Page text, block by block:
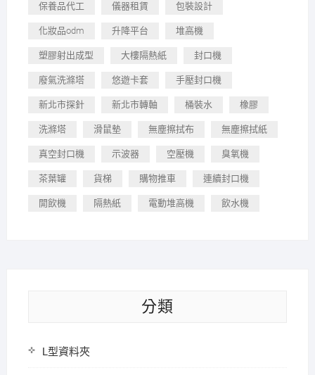
保養品代工 儀器租賃 包裝設計
化妝品odm 升降平台 堆高機
塑膠射出成型 大樓隔熱紙 封口機
廢氣洗滌塔 悠遊卡套 手壓封口機
新北市探針 新北市轉軸 桶裝水 橡膠
洗滌塔 滑鼠墊 無塵擦拭布 無塵擦拭紙
真空封口機 示波器 空壓機 臭氧機
茶葉罐 貨梯 購物推車 連續封口機
開飲機 隔熱紙 電動堆高機 飲水機
分類
L型資料夾